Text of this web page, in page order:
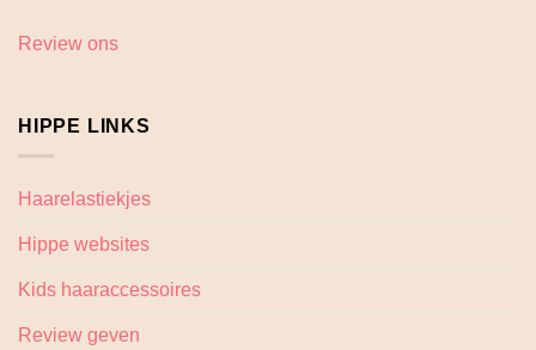
Review ons
HIPPE LINKS
Haarelastiekjes
Hippe websites
Kids haaraccessoires
Review geven